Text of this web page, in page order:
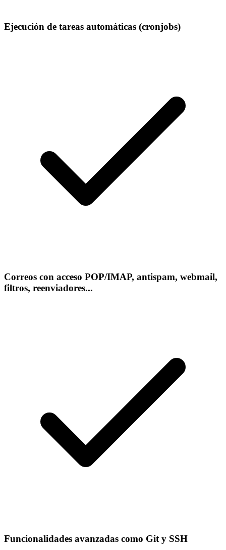
Ejecución de tareas automáticas (cronjobs)
Correos con acceso POP/IMAP, antispam, webmail,
filtros, reenviadores...
Funcionalidades avanzadas como Git y SSH